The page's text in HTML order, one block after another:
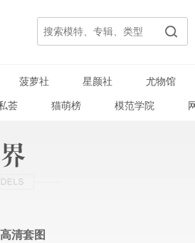
菠萝社 星颜社 尤物馆
荟 猫萌榜 模范学院
清套图